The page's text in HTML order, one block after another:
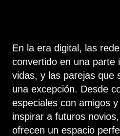
En la era digital, las
convertido en una parte
vidas, y las parejas que
una excepción. Desde
especiales con amigos
inspirar a futuros
ofrecen un espacio